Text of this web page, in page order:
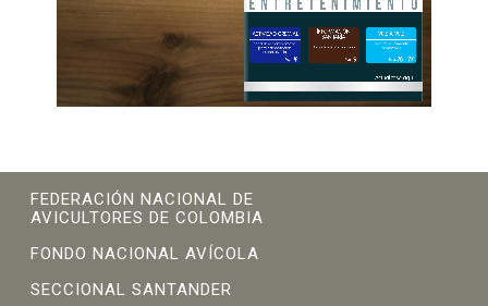
FEDERACIÓN NACIONAL DE
AVICULTORES DE COLOMBIA
FONDO NACIONAL AVÍCOLA
SECCIONAL SANTANDER